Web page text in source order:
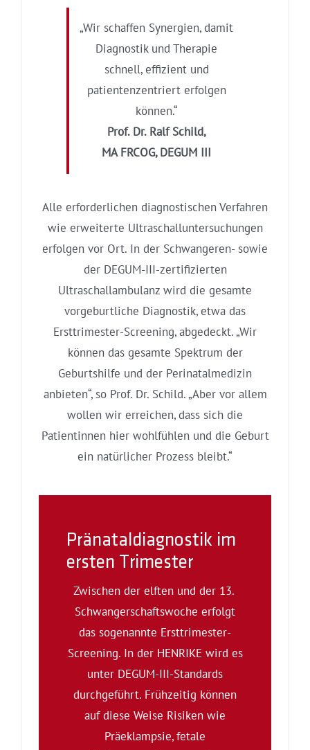
„Wir schaffen Synergien, damit
Diagnostik und Therapie
schnell, effizient und
patientenzentriert erfolgen
können.“
Prof. Dr. Ralf Schild,
MA FRCOG, DEGUM III
Alle erforderlichen diagnostischen Verfahren
wie erweiterte Ultraschalluntersuchungen
erfolgen vor Ort. In der Schwangeren- sowie
der DEGUM-III-zertifizierten
Ultraschallambulanz wird die gesamte
vorgeburtliche Diagnostik, etwa das
Ersttrimester-Screening, abgedeckt. „Wir
können das gesamte Spektrum der
Geburtshilfe und der Perinatalmedizin
anbieten“, so Prof. Dr. Schild. „Aber vor allem
wollen wir erreichen, dass sich die
Patientinnen hier wohlfühlen und die Geburt
ein natürlicher Prozess bleibt.“
Pränataldiagnostik im
ersten Trimester
Zwischen der elften und der 13.
Schwangerschaftswoche erfolgt
das sogenannte Ersttrimester-
Screening. In der HENRIKE wird es
unter DEGUM-III-Standards
durchgeführt. Frühzeitig können
auf diese ­Weise Risiken wie
Präeklampsie, fetale